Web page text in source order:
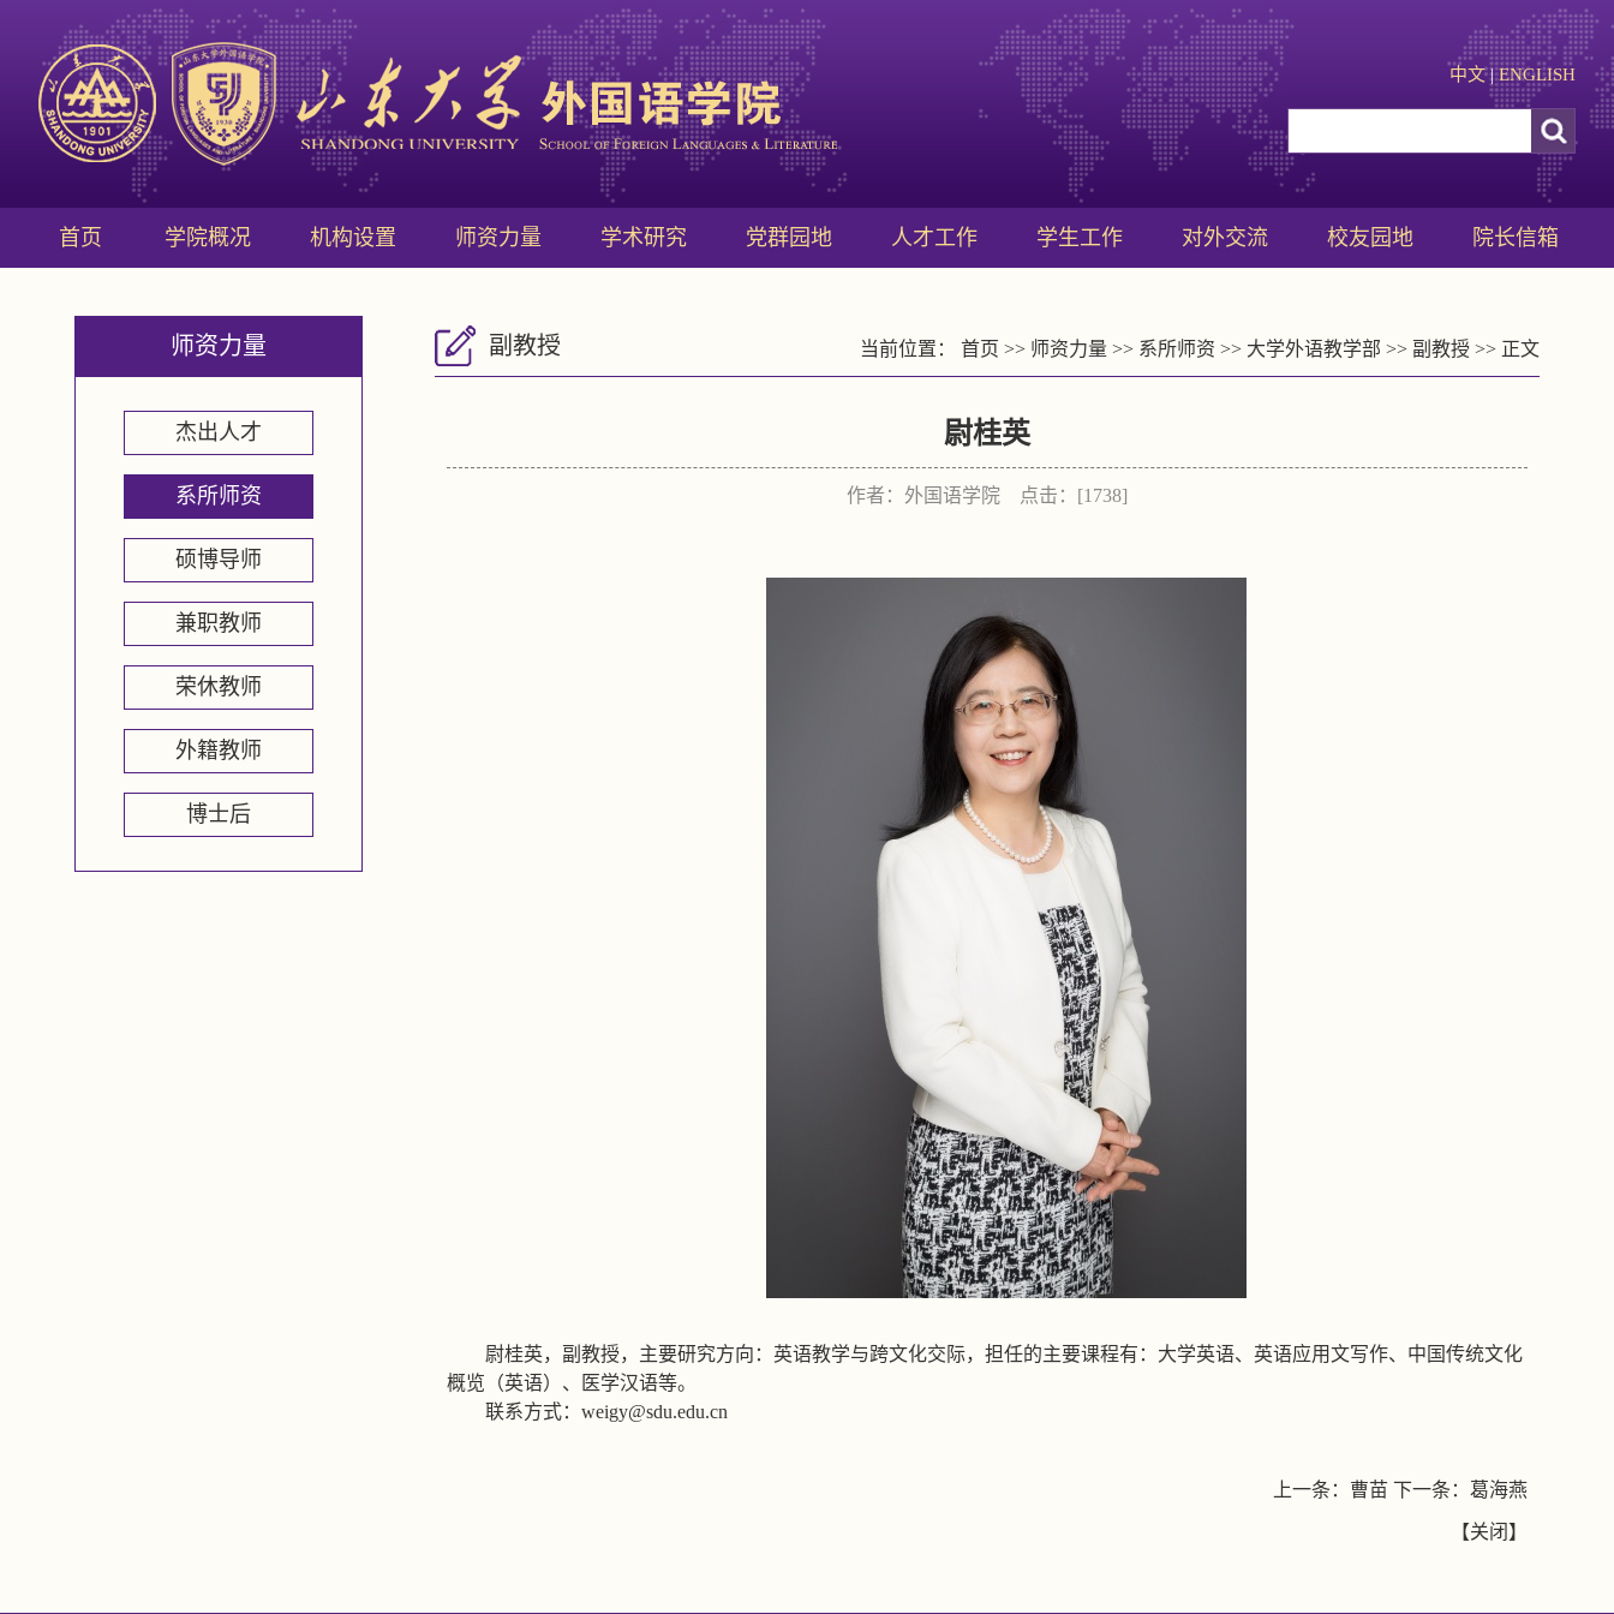
中文|ENGLISH
首页 学院概况 机构设置 师资力量 学术研究 党群园地 人才工作 学生工作 对外交流 校友园地 院长信箱
师资力量
杰出人才
系所师资
硕博导师
兼职教师
荣休教师
外籍教师
博士后
副教授 当前位置： 首页 >> 师资力量 >> 系所师资 >> 大学外语教学部 >> 副教授 >> 正文
尉桂英
作者：外国语学院 点击：[1738]
尉桂英，副教授，主要研究方向：英语教学与跨文化交际，担任的主要课程有：大学英语、英语应用文写作、中国传统文化
概览（英语）、医学汉语等。
联系方式： weigy@sdu.edu.cn
上一条： 曹苗 下一条： 葛海燕
【关闭 】